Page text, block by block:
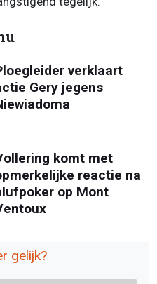
verklaart
Gery jegens
komt met
reactie na
op Mont
gelijk?